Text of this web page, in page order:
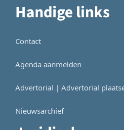
Handige links
Contact
Agenda aanmelden
Advertorial | Advertorial
Nieuwsarchief